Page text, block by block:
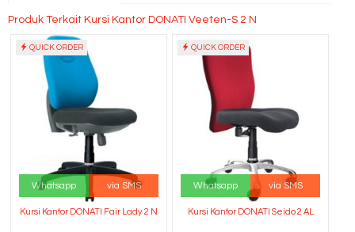
Produk Terkait Kursi Kantor DONATI Veeten-S 2 N
QUICK ORDER
Whatsapp via SMS
Kursi Kantor DONATI Fair Lady 2 N
QUICK ORDER
Whatsapp via SMS
Kursi Kantor DONATI Seido 2 AL